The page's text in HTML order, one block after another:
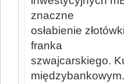
znaczne
osłabienie
franka
szwajcarskiego.